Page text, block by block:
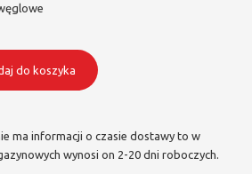
do koszyka
ma informacji o czasie dostawy to w
wynosi on 2-20 dni roboczych.